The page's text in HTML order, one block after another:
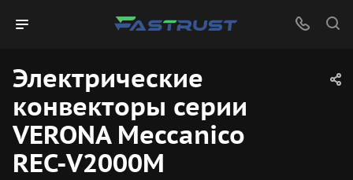
Электрические
конвекторы серии
VERONA Meccanico
REC-V2000M